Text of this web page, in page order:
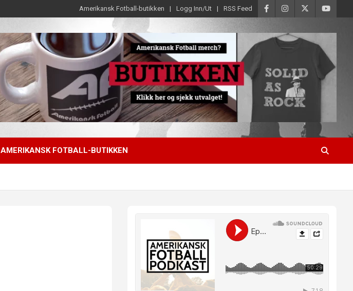
Amerikansk Fotball-butikken Logg Inn/Ut RSS Feed
AMERIKANSK FOTBALL-BUTIKKEN